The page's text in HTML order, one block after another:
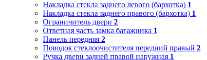
Накладка стекла заднего левого (бархотка) 1
Накладка стекла заднего правого (бархотка) 1
Ограничитель двери 2
Ответная часть замка багажника 1
Панель передняя 2
Поводок стеклоочистителя передний правый 2
Ручка двери задней правой наружная 1